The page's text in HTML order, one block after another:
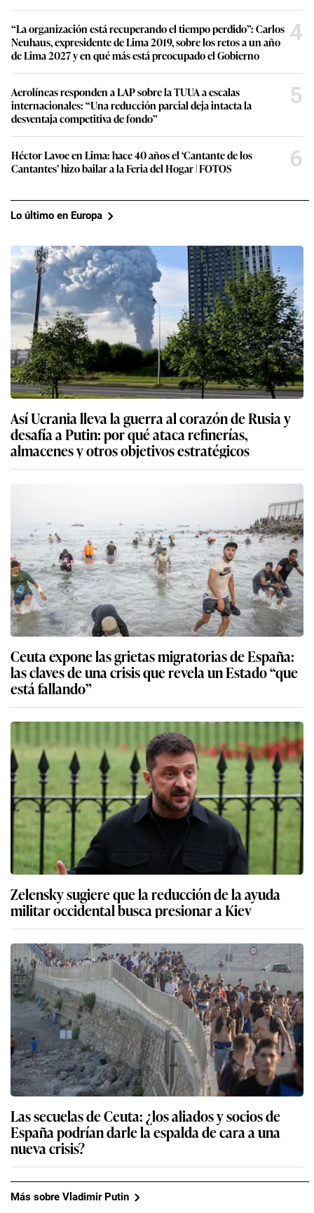
“La organización está recuperando el tiempo perdido”: Carlos
Neuhaus, expresidente de Lima 2019, sobre los retos a un año
de Lima 2027 y en qué más está preocupado el Gobierno
4
Aerolíneas responden a LAP sobre la TUUA a escalas
internacionales: “Una reducción parcial deja intacta la
desventaja competitiva de fondo”
5
Héctor Lavoe en Lima: hace 40 años el ‘Cantante de los
Cantantes’ hizo bailar a la Feria del Hogar | FOTOS
6
Lo último en Europa
Así Ucrania lleva la guerra al corazón de Rusia y
desafía a Putin: por qué ataca refinerías,
almacenes y otros objetivos estratégicos
Ceuta expone las grietas migratorias de España:
las claves de una crisis que revela un Estado “que
está fallando”
Zelensky sugiere que la reducción de la ayuda
militar occidental busca presionar a Kiev
Las secuelas de Ceuta: ¿los aliados y socios de
España podrían darle la espalda de cara a una
nueva crisis?
Más sobre Vladimir Putin